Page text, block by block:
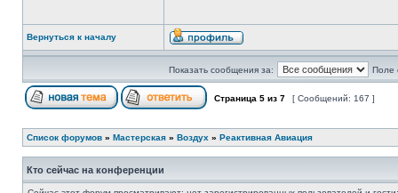
Вернуться к началу
Показать сообщения за: Поле
Страница 5 из 7 [ Сообщений: 167 ]
Список форумов » Мастерская » Воздух » Реактивная Авиация
Кто сейчас на конференции